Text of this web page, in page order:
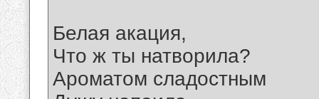
Белая акация,
Что ж ты натворила?
Ароматом сладостным